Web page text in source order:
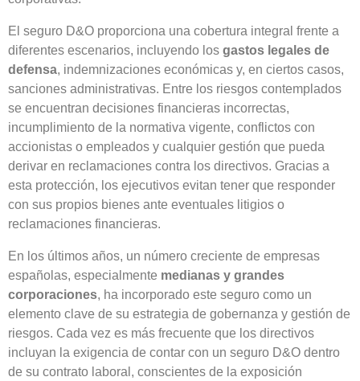
El seguro D&O proporciona una cobertura integral frente a
diferentes escenarios, incluyendo los gastos legales de
defensa, indemnizaciones económicas y, en ciertos casos,
sanciones administrativas. Entre los riesgos contemplados
se encuentran decisiones financieras incorrectas,
incumplimiento de la normativa vigente, conflictos con
accionistas o empleados y cualquier gestión que pueda
derivar en reclamaciones contra los directivos. Gracias a
esta protección, los ejecutivos evitan tener que responder
con sus propios bienes ante eventuales litigios o
reclamaciones financieras.
En los últimos años, un número creciente de empresas
españolas, especialmente medianas y grandes
corporaciones, ha incorporado este seguro como un
elemento clave de su estrategia de gobernanza y gestión de
riesgos. Cada vez es más frecuente que los directivos
incluyan la exigencia de contar con un seguro D&O dentro
de su contrato laboral, conscientes de la exposición